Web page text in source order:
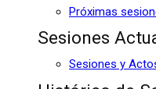
Próximas
Sesiones
Sesiones y